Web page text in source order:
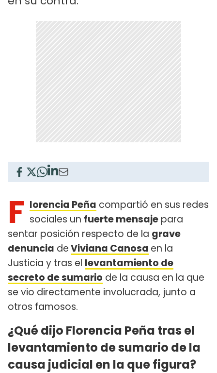
F lorencia Peña compartió en sus redes
sociales un fuerte mensaje para
sentar posición respecto de la grave
denuncia deViviana Canosa en la
Justicia y tras el levantamiento de
secreto de sumario de la causa en la que
se vio directamente involucrada, junto a
otros famosos.
¿Qué dijo Florencia Peña tras el
levantamiento de sumario de la
causa judicial en la que figura?